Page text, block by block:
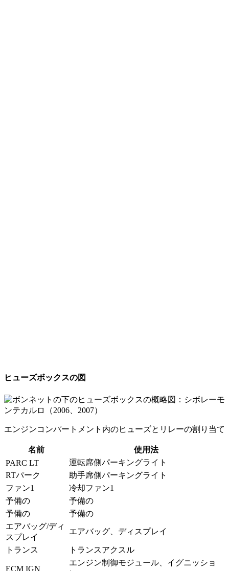
ヒューズボックスの図
エンジンコンパートメント内のヒューズとリレーの割り当て
名前
使用法
PARC LT
運転席側パーキングライト
RTパーク
助手席側パーキングライト
ファン1
冷却ファン1
予備の
予備の
予備の
予備の
エアバッグ/ディ
スプレイ
エアバッグ、ディスプレイ
トランス トランスアクスル
ECM IGN
エンジン制御モジュール、イグニッショ